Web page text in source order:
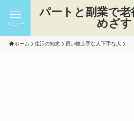
パートと副業で
めざす
メニュー
ホーム 生活の知恵 買い物上手な人下手な人